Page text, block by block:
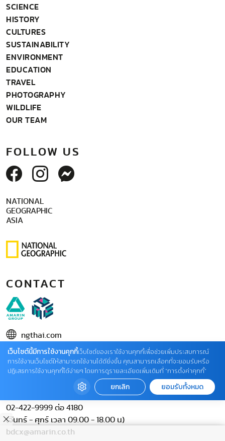
SCIENCE
HISTORY
CULTURES
SUSTAINABILITY
ENVIRONMENT
EDUCATION
TRAVEL
PHOTOGRAPHY
WILDLIFE
OUR TEAM
FOLLOW US
NATIONAL
GEOGRAPHIC
ASIA
CONTACT
ngthai.com
บริษัท เอเอ็มอี อิมเมจิเนทีฟ จำกัด
ในเครือ บริษัท อมรินทร์ คอร์เปอเรชั่นส์ จำกัด (มหาชน)
02 422 9999 ต่อ 4220
ติดต่อแจ้งปัญหาหรือร้องเรียน
02-422-9999 ต่อ 4180
(จันทร์ - ศุกร์ เวลา 09.00 - 18.00 น)
bdcx@amarin.co.th
เว็บไซต์นี้มีการใช้งานคุกกี้เว็บไซต์ของเราใช้งานคุกกี้เพื่อช่วยเพิ่มประสบการณ์
การใช้งานเว็บไซต์ให้สามารถใช้งานได้ดียิ่งขึ้น คุณสามารถเลือกที่จะยอมรับหรือ
ปฏิเสธการใช้งานคุกกี้ได้ง่ายๆ โดยการดูรายละเอียดเพิ่มเติมที่ “การตั้งค่าคุกกี้”
ยกเลิก ยอมรับทั้งหมด